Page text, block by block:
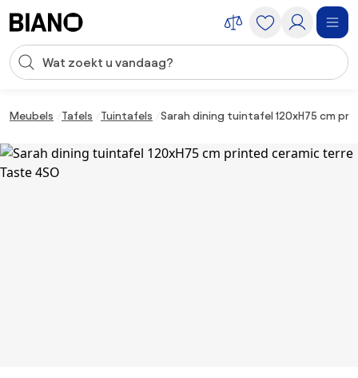
Zoekopdracht invoeren
Meubels Tafels Tuintafels Sarah dining tuintafel 120xH75 cm